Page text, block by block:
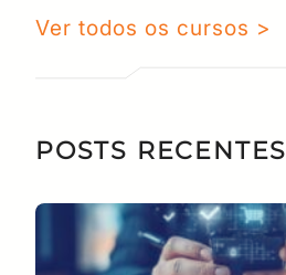
Ver todos os cursos >
POSTS RECENTES